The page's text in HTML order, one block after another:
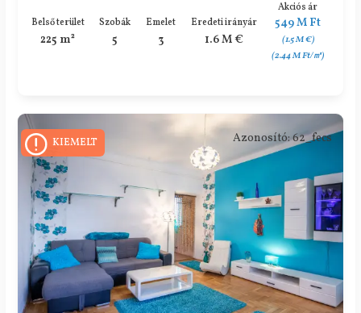
Belső terület
225 m²
Szobák
5
Emelet
3
Eredeti irányár
1.6 M €
Akciós ár
549 M Ft
(1.5 M €)
(2.44 M Ft/㎡)
Azonosító: 62_fecs
KIEMELT